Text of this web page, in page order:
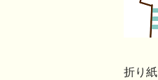
折り